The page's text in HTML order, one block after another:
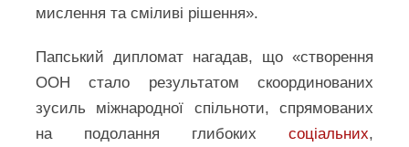
мислення та сміливі рішення».
Папський дипломат нагадав, що «створення
ООН стало результатом скоординованих
зусиль міжнародної спільноти, спрямованих
на подолання глибоких соціальних,